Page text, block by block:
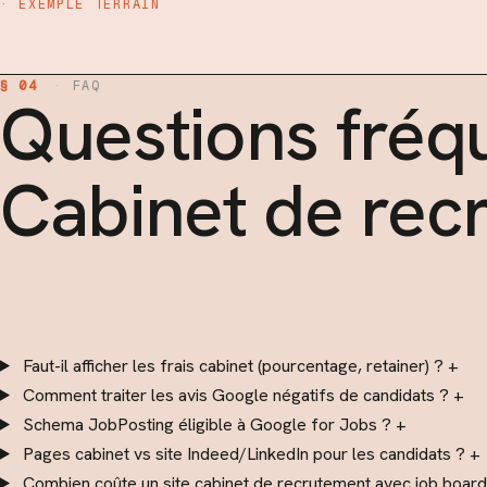
· EXEMPLE TERRAIN
§ 04 · FAQ
Questions
Cabinet de
Faut-il afficher les frais cabinet (pourcentage, retainer) ? +
Comment traiter les avis Google négatifs de candidats ? +
Schema JobPosting éligible à Google for Jobs ? +
Pages cabinet vs site Indeed/LinkedIn pour les candidats ? +